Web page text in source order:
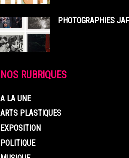
PHOTOGRAPHIES
NOS RUBRIQUES
A LA UNE
ARTS PLASTIQUES
EXPOSITION
POLITIQUE